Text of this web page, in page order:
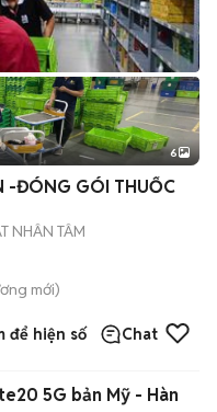
+2
6
-ĐÓNG GÓI THUỐC
NHÂN TÂM
mới)
để hiện số Chat
5G bản Mỹ - Hàn